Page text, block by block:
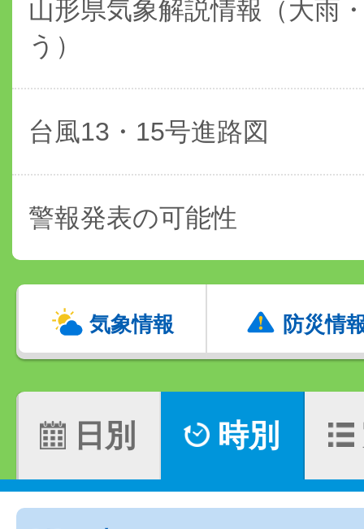
山形県気象解説情報（大雨
う）
台風13・15号進路図
警報発表の可能性
気象情報 防災情
日別 時別